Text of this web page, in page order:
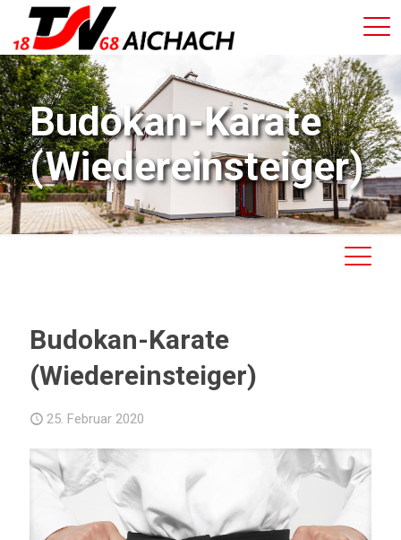
Budokan-Karate
(Wiedereinsteiger)
Budokan-Karate
(Wiedereinsteiger)
25. Februar 2020